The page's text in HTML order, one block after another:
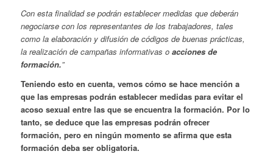
Con esta finalidad se podrán establecer medidas que deberán
negociarse con los representantes de los trabajadores, tales
como la elaboración y difusión de códigos de buenas prácticas,
la realización de campañas informativas o acciones de
formación.”
Teniendo esto en cuenta, vemos cómo se hace mención a
que las empresas podrán establecer medidas para evitar el
acoso sexual entre las que se encuentra la formación. Por lo
tanto, se deduce que las empresas podrán ofrecer
formación, pero en ningún momento se afirma que esta
formación deba ser obligatoria.